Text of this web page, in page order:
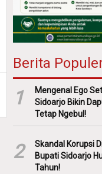
Berita
1
Mengenal Ego
Sidoarjo Bikin
Tetap Ngebul!
2
Skandal Korupsi
Bupati Sidoarjo
Tahun!